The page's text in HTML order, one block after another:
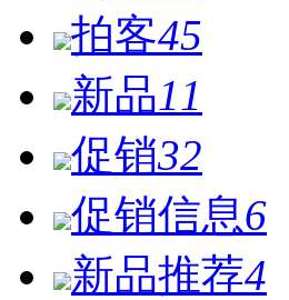
拍客45
新品11
促销32
促销信息6
新品推荐4